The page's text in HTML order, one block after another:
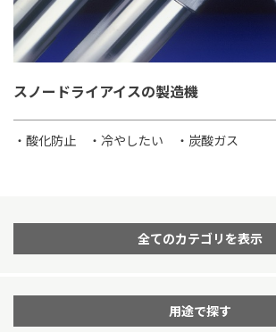
スノードライアイスの製造機
・酸化防止 ・冷やしたい ・炭酸ガス
全てのカテゴリを表示
用途で探す